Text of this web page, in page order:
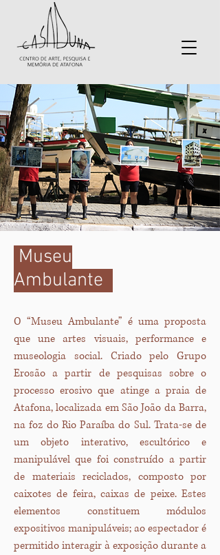
Museu
Ambulante
O “Museu Ambulante” é uma proposta
que une artes visuais, performance e
museologia social. Criado pelo Grupo
Erosão a partir de pesquisas sobre o
processo erosivo que atinge a praia de
Atafona, localizada em São João da Barra,
na foz do Rio Paraíba do Sul. Trata-se de
um objeto interativo, escultórico e
manipulável que foi construído a partir
de materiais reciclados, composto por
caixotes de feira, caixas de peixe. Estes
elementos constituem módulos
expositivos manipuláveis; ao espectador é
permitido interagir à exposição durante a